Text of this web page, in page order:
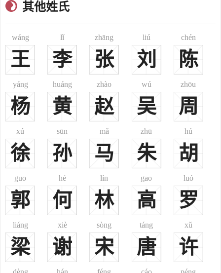
战国时期，秦国秦昭襄王二十八年（前279年）置郡，因在陇山
县以东的洮河中游、武山以西的渭河上游、礼县以北的西汉水上游及
天山市东部。
南阳郡
宛城（今河南南阳）。
荥阳郡
三国时期，曹魏正始三年（242年）将原有的河南郡分出一部分
设置荥阳郡，辖地相当于今河南省黄河以南，荥阳县至朱仙镇一带，
即郑地区。
荥阳堂：以望立堂。
陇西堂：以望立堂。
洛阳堂：以望立堂。
高密堂：以望立堂。
雍州堂：以望立堂。
南阳堂：以望立堂。
通德堂：史称北海相孔融敬重郑玄，在高密县设立一个“郑公
其他姓氏
wáng
王
lǐ
李
zhāng
张
liú
刘
chén
陈
yáng
杨
huáng
黄
zhào
赵
wú
吴
zhōu
周
xú
徐
sūn
孙
mǎ
马
zhū
朱
hú
胡
guō
郭
hé
何
lín
林
gāo
高
luó
罗
liáng
梁
xiè
谢
sòng
宋
táng
唐
xǔ
许